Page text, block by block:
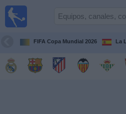
FIFA Copa Mundial 2026 La
Guía de
Televisados